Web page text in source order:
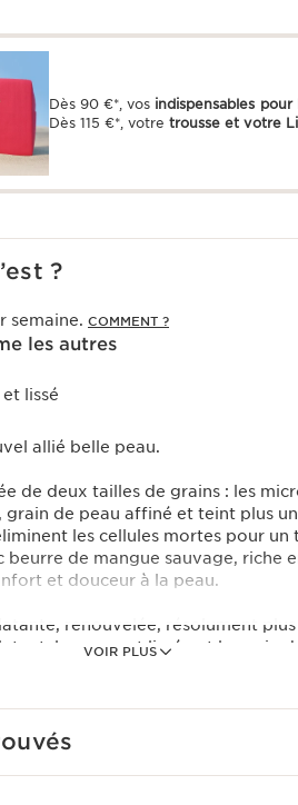
Dès 90 €*, vos indispensables pour
Dès 115 €*, votre trousse et votre
?
VOIR PLUS
semaine. COMMENT ?
les autres
lissé
allié belle peau.
de deux tailles de grains : les
grain de peau affiné et teint plus
les cellules mortes pour un
de mangue sauvage, riche
et douceur à la peau.
renouvelée, résolument
la peau est lissée et le grain